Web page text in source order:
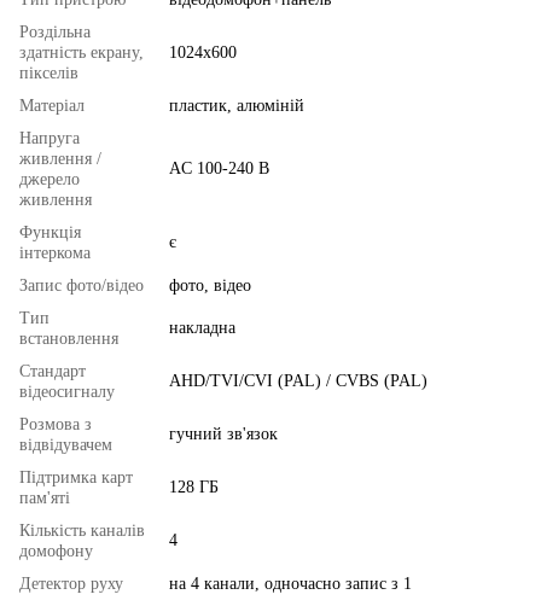
Роздільна
здатність екрану,
пікселів
1024x600
Матеріал
пластик, алюміній
Напруга
живлення /
джерело
живлення
AC 100-240 В
Функція
інтеркома
є
Запис фото/відео
фото, відео
Тип
встановлення
накладна
Стандарт
відеосигналу
AHD/TVI/CVI (PAL) / CVBS (PAL)
Розмова з
відвідувачем
гучний зв'язок
Підтримка карт
пам'яті
128 ГБ
Кількість каналів
домофону
4
Детектор руху
на 4 канали, одночасно запис з 1